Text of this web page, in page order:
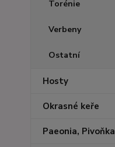
Torénie
Verbeny
Ostatní
Hosty
Okrasné keře
Paeonia, Pivoňka